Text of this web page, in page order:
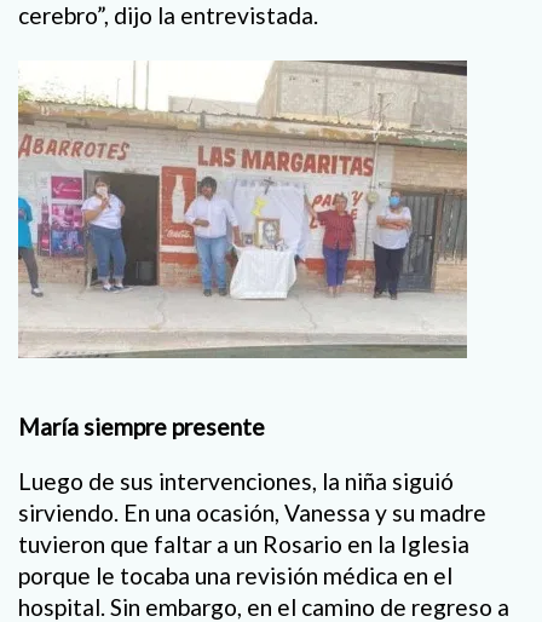
cerebro”, dijo la entrevistada.
María siempre presente
Luego de sus intervenciones, la niña siguió
sirviendo. En una ocasión, Vanessa y su madre
tuvieron que faltar a un Rosario en la Iglesia
porque le tocaba una revisión médica en el
hospital. Sin embargo, en el camino de regreso a